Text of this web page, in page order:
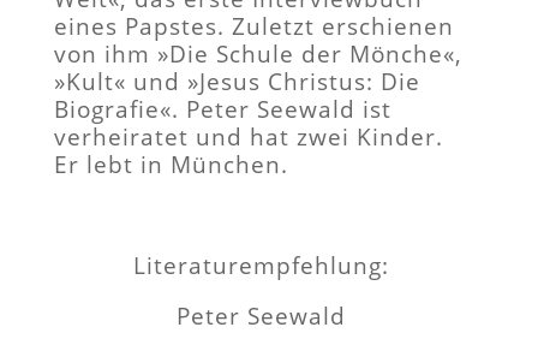
eines Papstes. Zuletzt erschienen
von ihm »Die Schule der Mönche«,
»Kult« und »Jesus Christus: Die
Biografie«. Peter Seewald ist
verheiratet und hat zwei Kinder.
Er lebt in München.
Literaturempfehlung:
Peter Seewald